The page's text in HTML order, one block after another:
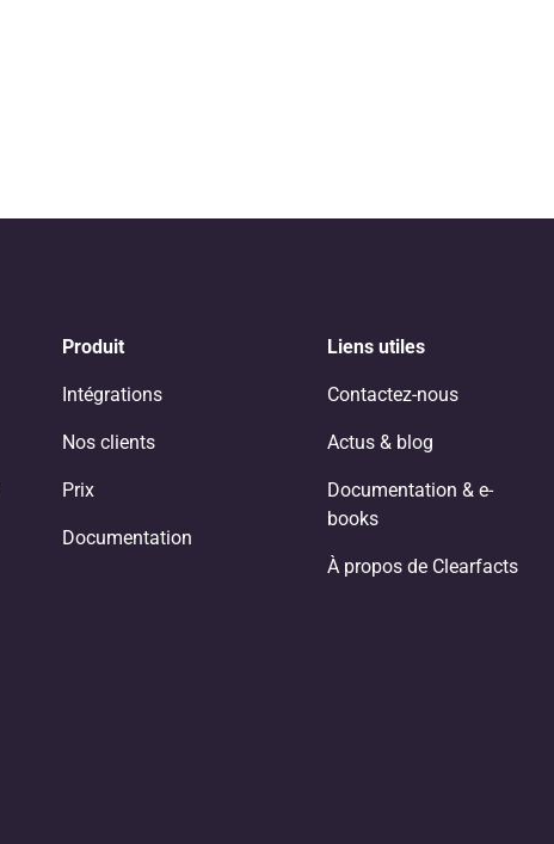
Produit
Intégrations
Nos clients
Prix
Documentation
Liens utiles
Contactez-nous
Actus & blog
Documentation & e-
books
À propos de Clearfacts